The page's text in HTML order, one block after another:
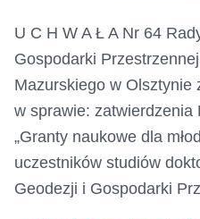
U C H W A Ł A Nr 64
Gospodarki
Mazurskiego w Olsztynie
w sprawie: zatwierdzenia
„Granty naukowe dla
uczestników studiów
Geodezji i Gospodarki